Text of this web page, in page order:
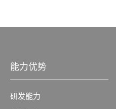
能力优势
研发能力